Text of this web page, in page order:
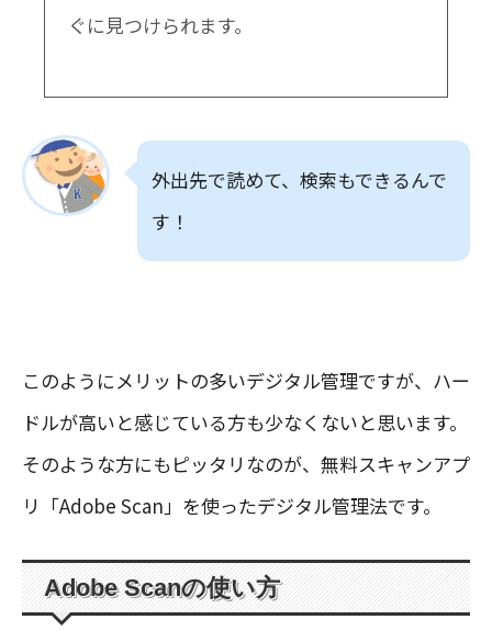
ぐに見つけられます。
外出先で読めて、検索もできるんで
す！
このようにメリットの多いデジタル管理ですが、ハー
ドルが高いと感じている方も少なくないと思います。
そのような方にもピッタリなのが、無料スキャンアプ
リ「Adobe Scan」を使ったデジタル管理法です。
Adobe Scanの使い方